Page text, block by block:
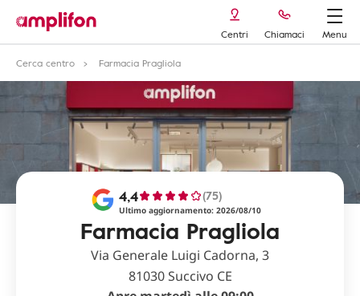
Centri Chiamaci
Menu
Cerca centro
Farmacia Pragliola
Farmacia Pragliola
4,4 (75)
Ultimo aggiornamento: 2026/08/10
Via Generale Luigi Cadorna, 3
81030 Succivo CE